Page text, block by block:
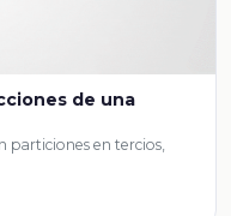
de una
particiones en tercios,